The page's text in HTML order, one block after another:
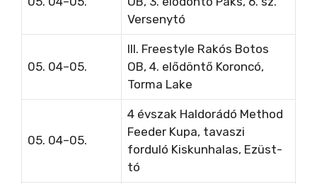
Versenytó
05. 04–05.
III. Freestyle Rakós Botos
OB, 4. elődöntő Koroncó,
Torma Lake
05. 04–05.
4 évszak Haldorádó Method
Feeder Kupa, tavaszi
forduló Kiskunhalas, Ezüst-
tó